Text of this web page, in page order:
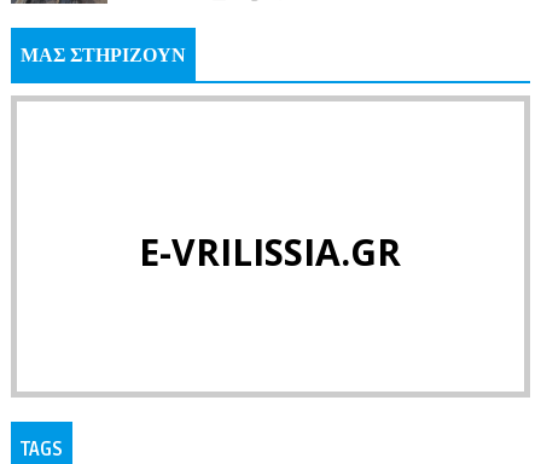
ΜΑΣ ΣΤΗΡΙΖΟΥΝ
E-VRILISSIA.GR
TAGS